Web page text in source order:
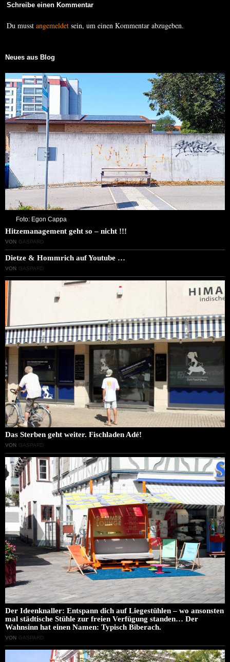
Schreibe einen Kommentar
Du musstangemeldet sein, um einen Kommentar abzugeben.
Neues aus Blog
Foto: Egon Cappa
Hitzemanagement geht so – nicht !!!
VON GASPARD
Dietze & Hommrich auf Youtube …
VON GASPARD
Das Sterben geht weiter. Fischladen Adé!
VON GASPARD
Der Ideenknaller: Entspann dich auf Liegestühlen – wo ansonsten
mal städtische Stühle zur freien Verfügung standen… Der
Wahnsinn hat einen Namen: Typisch Biberach.
VON GASPARD